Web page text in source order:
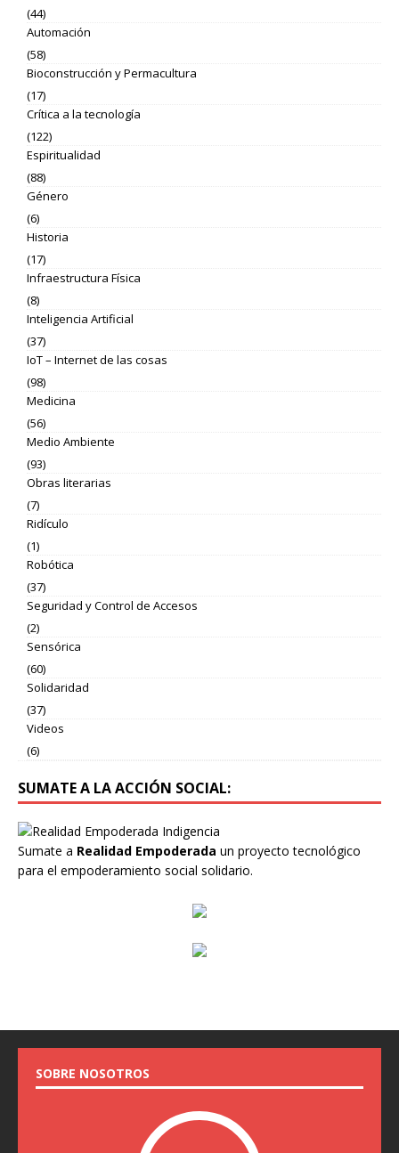
(44)
Automación
(58)
Bioconstrucción y Permacultura
(17)
Crítica a la tecnología
(122)
Espiritualidad
(88)
Género
(6)
Historia
(17)
Infraestructura Física
(8)
Inteligencia Artificial
(37)
IoT – Internet de las cosas
(98)
Medicina
(56)
Medio Ambiente
(93)
Obras literarias
(7)
Ridículo
(1)
Robótica
(37)
Seguridad y Control de Accesos
(2)
Sensórica
(60)
Solidaridad
(37)
Videos
(6)
SUMATE A LA ACCIÓN SOCIAL:
Sumate a Realidad Empoderada un proyecto tecnológico
para el empoderamiento social solidario.
SOBRE NOSOTROS